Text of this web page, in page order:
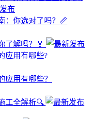
：你选对了吗？📏
了解吗？🏅
应用有哪些?
应用有哪些？
工全解析🔍